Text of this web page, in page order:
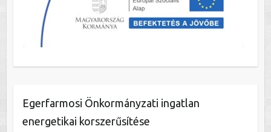
Egerfarmosi Önkormányzati ingatlan
energetikai korszerűsítése